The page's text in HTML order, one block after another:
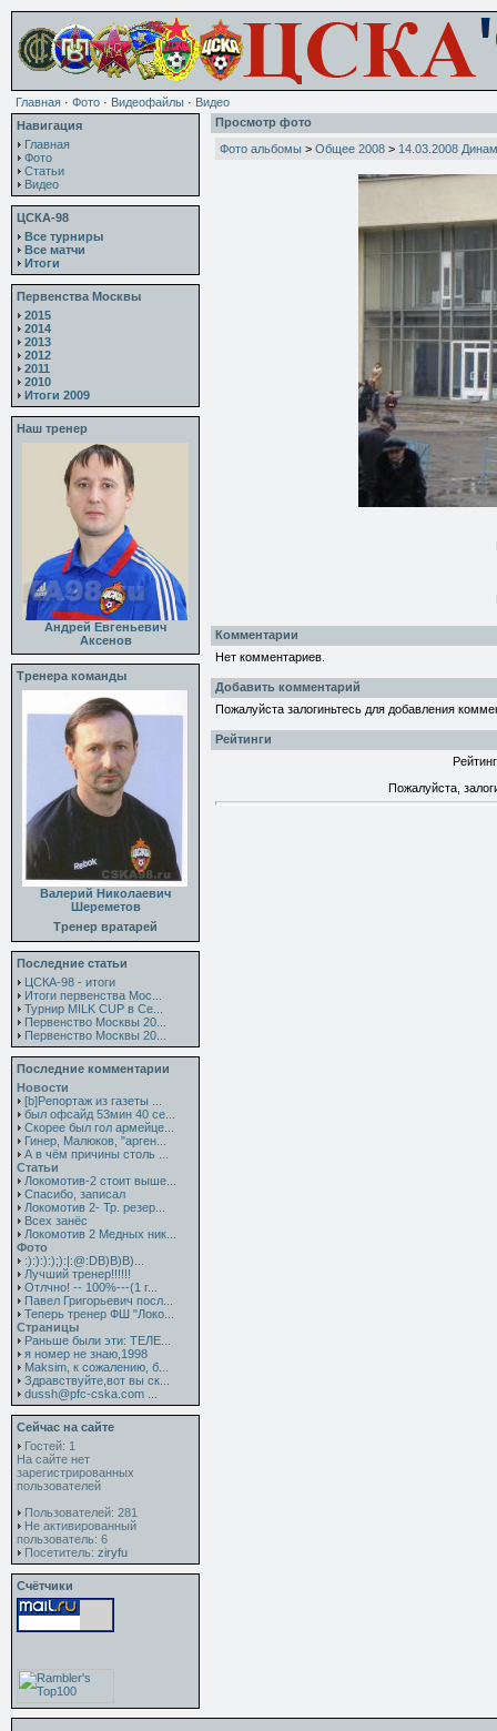
Главная · Фото · Видеофайлы · Видео
Навигация
Главная
Фото
Статьи
Видео
ЦСКА-98
Все турниры
Все матчи
Итоги
Первенства Москвы
2015
2014
2013
2012
2011
2010
Итоги 2009
Наш тренер
Андрей Евгеньевич
Аксенов
Тренера команды
Валерий Николаевич
Шереметов
Тренер вратарей
Последние статьи
ЦСКА-98 - итоги
Итоги первенства Мос...
Турнир MILK CUP в Се...
Первенство Москвы 20...
Первенство Москвы 20...
Последние комментарии
Новости
[b]Репортаж из газеты ...
был офсайд 53мин 40 се...
Скорее был гол армейце...
Гинер, Малюков, "арген...
А в чём причины столь ...
Статьи
Локомотив-2 стоит выше...
Спасибо, записал
Локомотив 2- Тр. резер...
Всех занёс
Локомотив 2 Медных ник...
Фото
:):):):);):|:@:DB)B)B)...
Лучший тренер!!!!!!
Отлчно! -- 100%---(1 г...
Павел Григорьевич посл...
Теперь тренер ФШ "Локо...
Страницы
Раньше были эти: ТЕЛЕ...
я номер не знаю,1998
Maksim, к сожалению, б...
Здравствуйте,вот вы ск...
dussh@pfc-cska.com ...
Сейчас на сайте
Гостей: 1
На сайте нет
зарегистрированных
пользователей
Пользователей: 281
Не активированный
пользователь: 6
Посетитель: ziryfu
Счётчики
Просмотр фото
Фото альбомы > Общее 2008 > 14.03.2008
Комментарии
Нет комментариев.
Добавить комментарий
Пожалуйста залогиньтесь для добавления
Рейтинги
Пожалуйста,